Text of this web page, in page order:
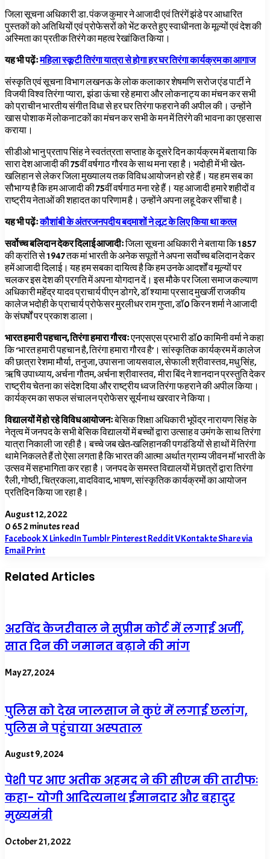
जिला सूचना अधिकारी डा. पंकज कुमार ने आजादी एवं तिरंगें झंडे पर आधारित
पुस्तकों को अतिथियों एवं प्रोफेसरों को भेंट करते हुए स्वाधीनता के मूल्यों एवं देश की
अस्मिता का प्रतीक तिरंगे का महत्व रेखांकित किया।
यह भी पढ़ेंःमहिला स्कूटी तिरंगा यात्रा से होगा हर घर तिरंगा कार्यक्रम का आगाज
संस्कृति एवं सूचना विभाग लखनऊ के लोक कलाकार शेषमणि सरोज एंड पार्टी ने
विजयी विश्व तिरंगा प्यारा, झंडा ऊंचा रहे हमारा और लोकनाट्य का मंचन कर सभी
को प्राचीन भारतीय संगीत विधा से हर घर तिरंगा फहराने की अपील की। उन्होंने
खास पोशाक में लोकनाटकों का मंचन कर सभी के मन में तिरंगे की भावना का एहसास
कराया।
सीडीओ भानु प्रताप सिंह ने स्वतंत्रता सप्ताह के दूसरे दिन कार्यक्रम में बताया कि
सारा देश आजादी की 75वीं वर्षगाठ गौरव के साथ मना रहा है। भदोही में भी खेत-
खलिहान से लेकर जिला मुख्यालय तक विविध आयोजन हो रहे हैं। यह हम सब का
सौभाग्य है कि हम आजादी की 75वीं वर्षगाठ मना रहे हैं। यह आजादी हमारे शहीदों व
राष्ट्रीय नेताओं की शहादत का परिणाम है। उन्होंने अपना लहू देकर सींचा है।
यह भी पढ़ेंःकौशांबी के अंतरजनपदीय बदमाशों ने लूट के लिए किया था कत्ल
सर्वोच्च बलिदान देकर दिलाई आजादीःजिला सूचना अधिकारी ने बताया कि 1857
की क्रांति से 1947 तक मां भारती के अनेक सपूतों ने अपना सर्वोच्च बलिदान देकर
हमें आजादी दिलाई। यह हम सबका दायित्व है कि हम उनके आदर्शों व मूल्यों पर
चलकर इस देश की प्रगति में अपना योगदान दें। इस मौके पर जिला समाज कल्याण
अधिकारी महेंद्र यादव प्राचार्य पीएन डोगरे, डॉ श्यामा प्रसाद मुखर्जी राजकीय
कालेज भदोही के प्राचार्य प्रोफेसर मुरलीधर राम गुप्ता, डॉ0 किरन शर्मा ने आजादी
के संघर्षों पर प्रकाश डाला।
भारत हमारी पहचान, तिरंगा हमारा गौरवःएनएसएस प्रभारी डॉ0 कामिनी वर्मा ने कहा
कि ‘भारत हमारी पहचान है, तिरंगा हमारा गौरव है’। सांस्कृतिक कार्यक्रम में कालेज
की छात्रा रेशमा मौर्या, तनुजा, उपासना जायसवाल, सेफाली श्रीवास्तव, मधु सिंह,
ऋषि उपाध्याय, अर्चना गौतम, अर्चना श्रीवास्तव, मीरा बिंद ने शानदान प्रस्तुति देकर
राष्ट्रीय चेतना का संदेश दिया और राष्ट्रीय ध्वज तिरंगा फहराने की अपील किया।
कार्यक्रम का सफल संचालन प्रोफेसर सूर्यनाथ खरवार ने किया।
विद्यालयों में हो रहे विविध आयोजनःबेसिक शिक्षा अधिकारी भूपेंद्र नारायण सिंह के
नेतृत्व में जनपद के सभी बेसिक विद्यालयों में बच्चों द्वारा उत्साह व उमंग के साथ तिरंगा
यात्रा निकाली जा रही है। बच्चे जब खेत-खलिहानकी पगडंडियों से हाथों में तिरंगा
थामे निकलते हैं तो ऐसा लगता है कि भारत की आत्मा अर्थात ग्राम्य जीवन मॉ भारती के
उत्सव में सहभागिता कर रहा है। जनपद के समस्त विद्यालयों में छात्रों द्वारा तिरंगा
रैली, गोष्ठी, चित्रकला, वादविवाद, भाषण, सांस्कृतिक कार्यक्रमों का आयोजन
प्रतिदिन किया जा रहा है।
August 12, 2022
0 652 minutes read
FacebookXLinkedInTumblrPinterestRedditVKontakteShare via
Email Print
Related Articles
अरविंद केजरीवाल ने सुप्रीम कोर्ट में लगाई अर्जी,
सात दिन की जमानत बढ़ाने की मांग
May 27, 2024
पुलिस को देख जालसाज ने कुएं में लगाई छलांग,
पुलिस ने पहुंचाया अस्पताल
August 9, 2024
पेशी पर आए अतीक अहमद ने की सीएम की तारीफः
कहा- योगी आदित्यनाथ ईमानदार और बहादुर
मुख्यमंत्री
October 21, 2022